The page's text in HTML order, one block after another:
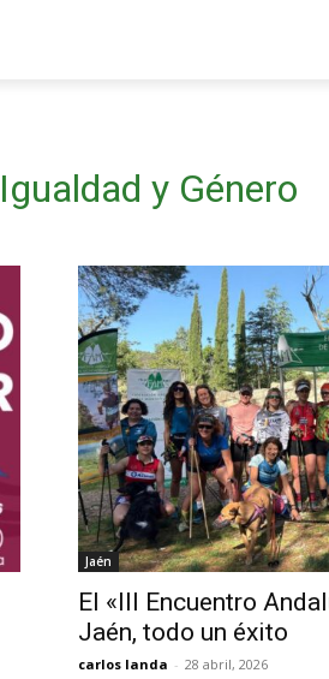
y Género
Jaén
El «III Encuentro
Jaén, todo un éxito
carlos landa - 28 abril, 2026